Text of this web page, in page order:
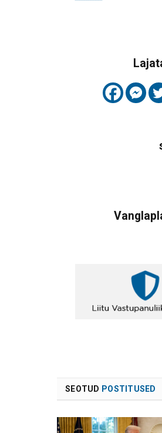
SEOTUD POSTITUSED